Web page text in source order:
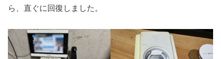
ら、直ぐに回復しました。